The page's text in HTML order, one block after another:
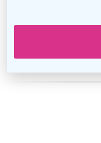
Vitrínu môžete
ktorému
obávať o